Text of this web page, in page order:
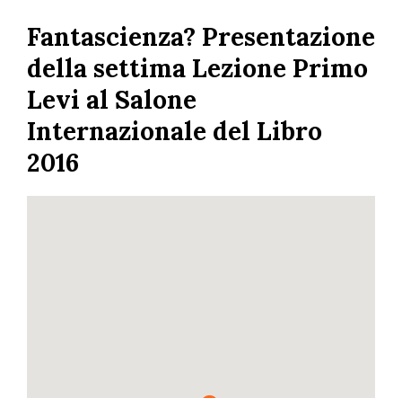
content
Fantascienza? Presentazione
della settima Lezione Primo
Levi al Salone
Internazionale del Libro
2016